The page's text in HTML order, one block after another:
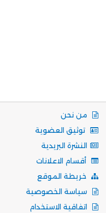
من نحن
توثيق العضوية
النشرة البريدية
أقسام الاعلانات
خريطة الموقع
سياسة الخصوصية
اتفاقية الاستخدام